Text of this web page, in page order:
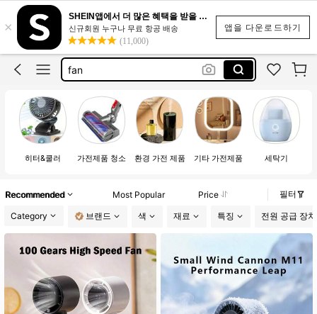
앱을 다운로드하기
×
SHEIN앱에서 더 많은 혜택을 받을 수 있어요.
신규회원 누구나 무료 항공 배송
(11,000)
home appliances
加湿器
blanket
fan
home appliances
히터&쿨러 가전제품 청소 환경 가전 제품 기타 가전제품 세탁기
Recommended Most Popular Price 필터
Category 브랜드 색 재료 특징 전원 공급 장치